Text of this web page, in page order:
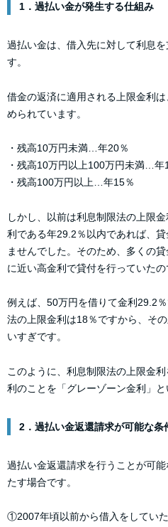
1．過払い金が発生する仕組み
過払い金は、借入先に対して利息
す。
借金の返済に適用される上限金利
められています。
・残高10万円未満…年20％
・残高10万円以上100万円未満…年
・残高100万円以上…年15％
しかし、以前は利息制限法の上限
利である年29.2％以内であれば、
ませんでした。そのため、多くの
に近い高金利で貸付を行っていたの
例えば、50万円を借りて金利29.2
法の上限金利は18％ですから、そ
いすぎです。
このように、利息制限法の上限金
利のことを「グレーゾーン金利」と
2．過払い金返還請求が可能な条
過払い金返還請求を行うことが可
たす場合です。
①2007年頃以前から借入をしてい